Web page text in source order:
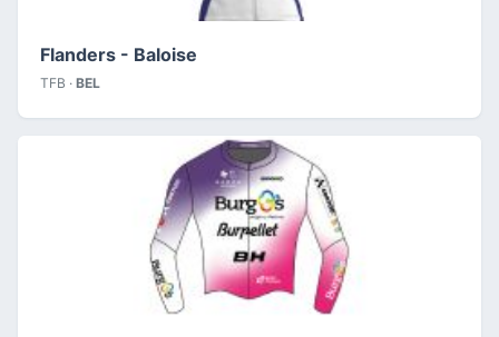
Flanders - Baloise
TFB · BEL